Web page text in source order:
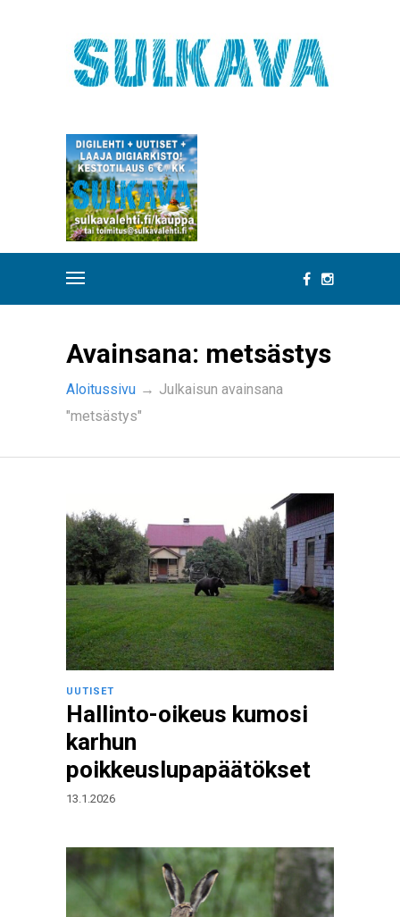
Avainsana: metsästys
Aloitussivu → Julkaisun avainsana
"metsästys"
UUTISET
Hallinto-oikeus kumosi
karhun
poikkeuslupapäätökset
13.1.2026